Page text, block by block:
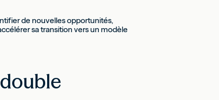
de nouvelles opportunités,
sa transition vers un modèle